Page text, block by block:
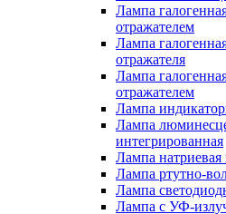
Лампа
отражателем
Лампа
отражателя
Лампа
отражателем
Лампа
Лампа
интегрированная
Лампа натриевая
Лампа ртутно-
Лампа
Лампа с УФ-